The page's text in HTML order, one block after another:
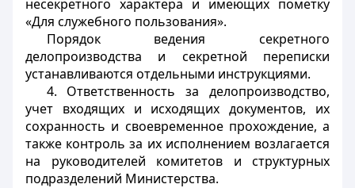
несекретного характера и имеющих пометку
«Для служебного пользования».
Порядок ведения секретного
делопроизводства и секретной переписки
устанавливаются отдельными инструкциями.
4. Ответственность за делопроизводство,
учет входящих и исходящих документов, их
сохранность и своевременное прохождение, а
также контроль за их исполнением возлагается
на руководителей комитетов и структурных
подразделений Министерства.